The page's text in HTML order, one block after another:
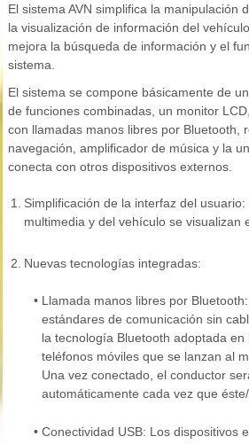
El sistema AVN simplifica la manipulación
la visualización de información del
mejora la búsqueda de información y el
sistema.
El sistema se compone básicamente de
de funciones combinadas, un monitor
con llamadas manos libres por Bluetooth,
navegación, amplificador de música y la
conecta con otros dispositivos externos.
1.
Simplificación de la interfaz del
multimedia y del vehículo se visualizan
2. Nuevas tecnologías integradas:
• Llamada manos libres por
estándares de comunicación sin
la tecnología Bluetooth adoptada
teléfonos móviles que se lanzan al
Una vez conectado, el conductor
automáticamente cada vez que
• Conectividad USB: Los dispositivos